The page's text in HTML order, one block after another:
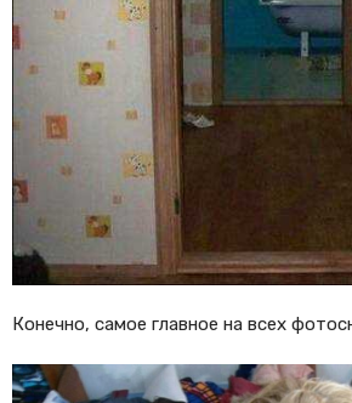
Конечно, самое главное на всех